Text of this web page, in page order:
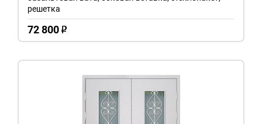
72 800 o
решетка